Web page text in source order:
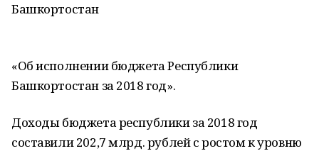
Башкортостан
«Об исполнении бюджета Республики
Башкортостан за 2018 год».
Доходы бюджета республики за 2018 год
составили 202,7 млрд. рублей с ростом к уровню